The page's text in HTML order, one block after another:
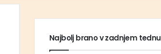
Najbolj brano v zadnjem tednu